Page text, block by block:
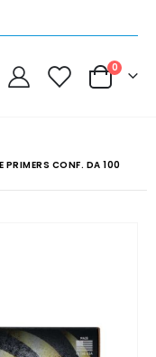
Cart
0
PRIMERS CONF. DA 100